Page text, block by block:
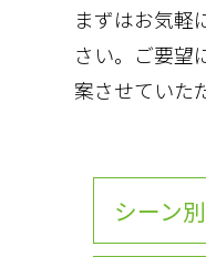
まずはお気軽
さい。ご要望
案させていた
シーン別